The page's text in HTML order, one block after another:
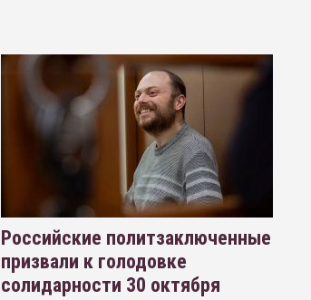
Российские политзаключенные
призвали к голодовке
солидарности 30 октября